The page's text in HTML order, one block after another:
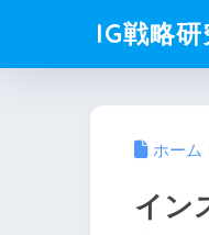
IG戦略研
ホーム
イン